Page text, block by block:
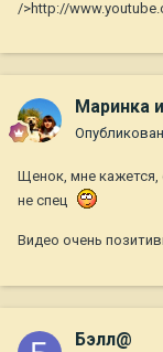
/>http://
Маринка
Щенок, мне
не спец
Видео очень
Бэлл@